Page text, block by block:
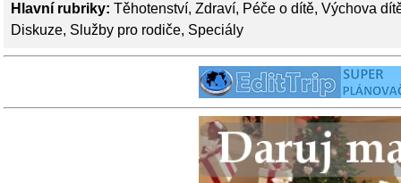
Hlavní rubriky: Těhotenství, Zdraví, Péče o dítě, Výchova
Diskuze, Služby pro rodiče, Speciály